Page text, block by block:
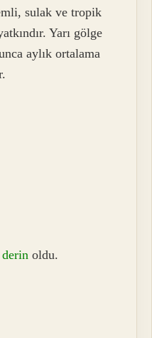
sulak ve tropik
Yarı gölge
aylık ortalama
derin oldu.